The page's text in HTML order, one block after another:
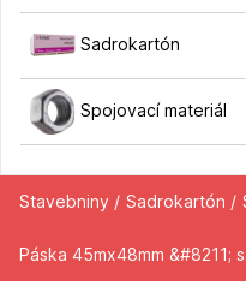
Sadrokartón
Spojovací materiál
Stavebniny / Sadrokartón /
Páska 45mx48mm &#8211;